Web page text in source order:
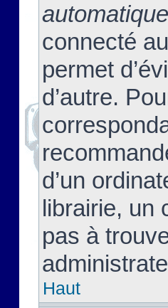
connecté
permet
d’autre.
d’un
librairie, un
pas à
Haut